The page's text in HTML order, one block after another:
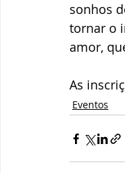
sonhos
tornar o
amor,
As
Eventos